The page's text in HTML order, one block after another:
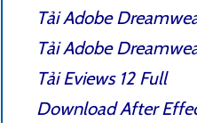
TảiAdobe
TảiAdobe
TảiEviews 12 Full
DownloadAfter